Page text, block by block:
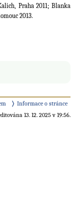
Praha 2011; Blanka
2013.
Informace o stránce
13. 12. 2025 v 19:56.